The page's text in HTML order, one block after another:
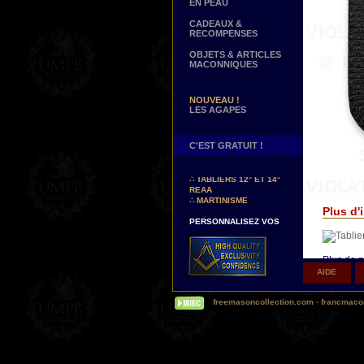
REAA
∴ MARTINISME
PERSONNALISEZ VOS
VOTRE NOM BRODE A LA
MAIN SUR VOTRE
TABLIER, VORE CORDON
OU VOTRE SAUTOIR
NOUVELLE PAGE !
∴TEMOIGNAGES
CLIENTS
EN PEAU
CADEAUX &
RECOMPENSES
OBJETS & ARTICLES
MACONNIQUES
NOUVEAU !
LES AGAPES
C'EST GRATUIT !
AIDE
freemasoncollection.com -
Plus
Plus de
ΔNos
autrefois.